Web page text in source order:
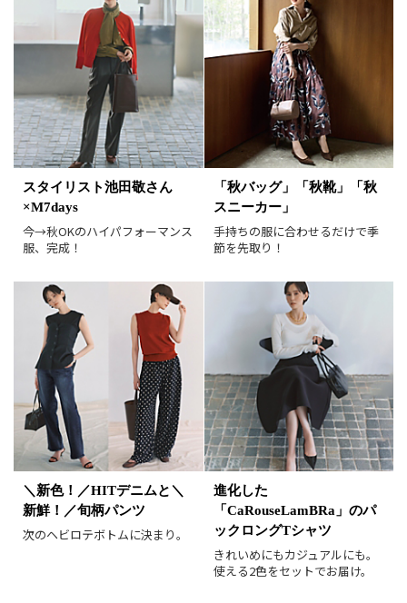
画像小 画像大
30件 90件
並び順 おすすめ順
人気順
新着順
価格が安い順
価格が高い順
値下げ実施日順
ホワイト ブラック
グレー
ベージュ
ブラウン
オレンジ
イエロー
レッド
ピンク
パープル
グリーン
ブルー
ゴールド
シルバー マルチ
スタイリスト池田敬さん
×M7days
今→秋OKのハイパフォーマンス
服、完成！
「秋バッグ」「秋靴」「秋
スニーカー」
手持ちの服に合わせるだけで季
節を先取り！
＼新色！／HITデニムと＼
新鮮！／旬柄パンツ
次のヘビロテボトムに決まり。
進化した
「CaRouseLamBRa」のパ
ックロングTシャツ
きれいめにもカジュアルにも。
使える2色をセットでお届け。